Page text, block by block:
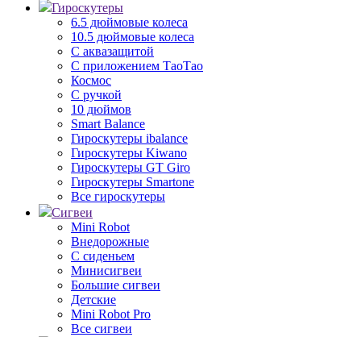
Гироскутеры
6.5 дюймовые колеса
10.5 дюймовые колеса
С аквазащитой
С приложением ТаоТао
Космос
С ручкой
10 дюймов
Smart Balance
Гироскутеры ibalance
Гироскутеры Kiwano
Гироскутеры GT Giro
Гироскутеры Smartone
Все гироскутеры
Сигвеи
Mini Robot
Внедорожные
С сиденьем
Минисигвеи
Большие сигвеи
Детские
Mini Robot Pro
Все сигвеи